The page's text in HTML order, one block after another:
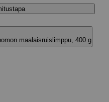
maalaisruislimppu, 400 g